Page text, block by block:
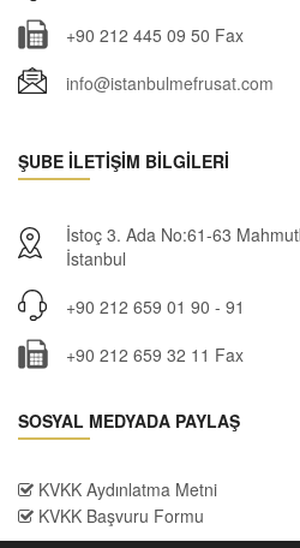
+90 212 445 09 50 Fax
info@istanbulmefrusat.com
ŞUBE İLETİŞİM BİLGİLERİ
İstoç 3. Ada No:61-63
İstanbul
+90 212 659 01 90 - 91
+90 212 659 32 11 Fax
SOSYAL MEDYADA PAYLAŞ
KVKK Aydınlatma Metni
KVKK Başvuru Formu